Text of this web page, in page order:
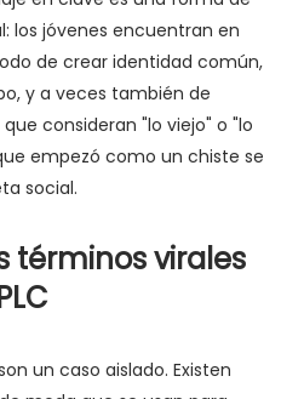
los jóvenes encuentran en
de crear identidad común,
y a veces también de
consideran "lo viejo" o "lo
empezó como un chiste se
social.
términos virales
un caso aislado. Existen